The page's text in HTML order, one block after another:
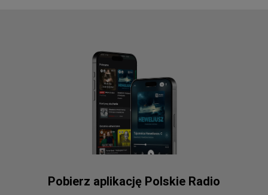
Pobierz aplikację Polskie Radio